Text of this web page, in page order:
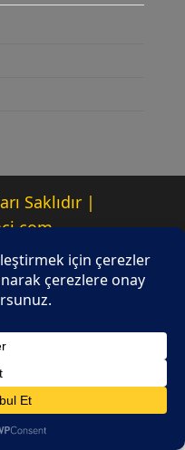
Saklıdır |